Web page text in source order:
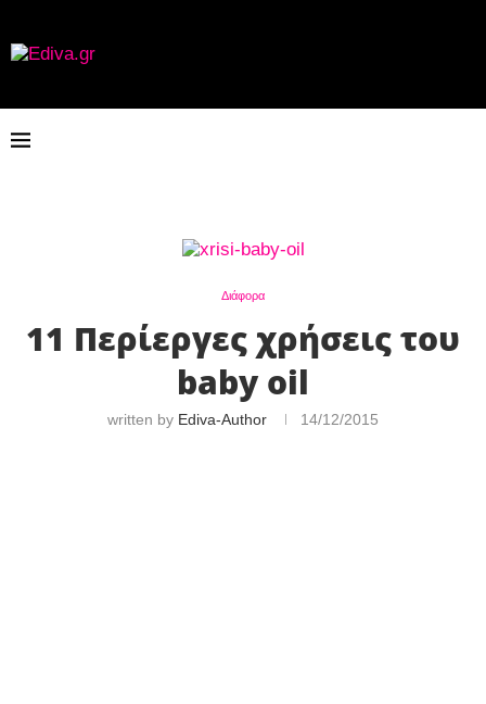
Διάφορα
11 Περίεργες χρήσεις του
baby oil
written by Ediva-Author 14/12/2015